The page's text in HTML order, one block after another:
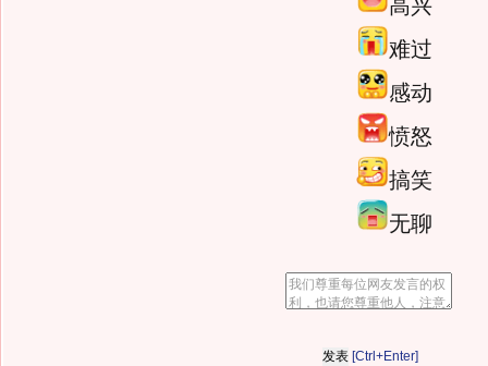
高兴
难过
感动
愤怒
搞笑
无聊
[Ctrl+Enter]